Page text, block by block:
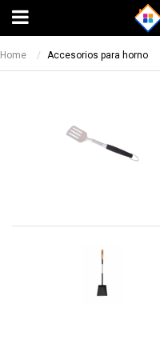
Home Accesorios para horno